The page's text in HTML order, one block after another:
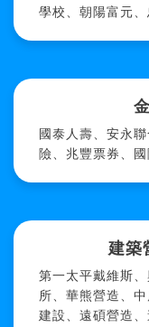
學校、朝陽富元、
國泰人壽、安永
險、兆豐票券、
建築
第一太平戴維斯
所、華熊營造、
建設、遠碩營造